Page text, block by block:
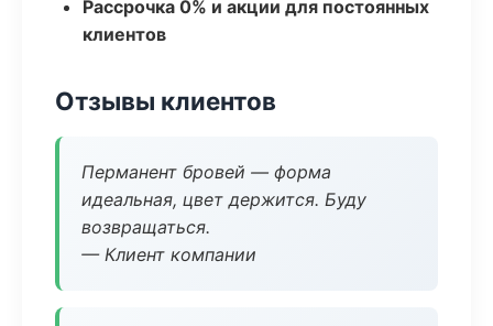
Рассрочка 0% и акции для постоянных
клиентов
Отзывы клиентов
Перманент бровей — форма
идеальная, цвет держится. Буду
возвращаться.
— Клиент компании